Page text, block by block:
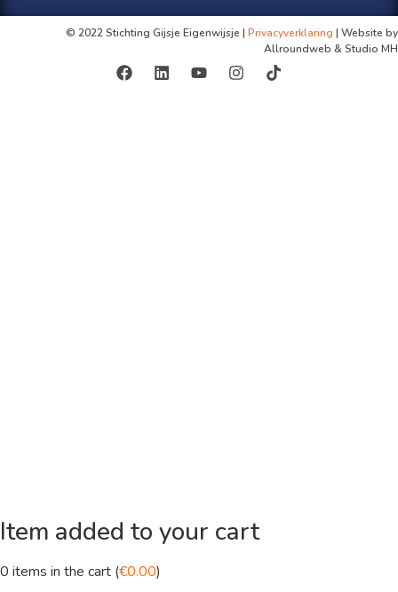
© 2022 Stichting Gijsje Eigenwijsje | Privacyverklaring | Website by
Allroundweb & Studio MH
Item added to your cart
0 items in the cart (€0.00)